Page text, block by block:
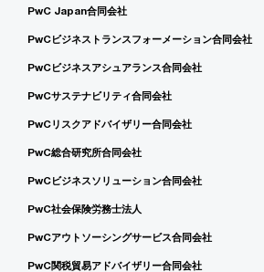
PwC Japan合同会社
PwCビジネストランスフォーメーション合同会社
PwCビジネスアシュアランス合同会社
PwCサステナビリティ合同会社
PwCリスクアドバイザリー合同会社
PwC総合研究所合同会社
PwCビジネスソリューション合同会社
PwC社会保険労務士法人
PwCアウトソーシングサービス合同会社
PwC関税貿易アドバイザリー合同会社